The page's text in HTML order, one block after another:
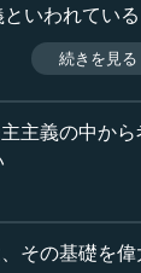
いわれてい
も、日本で生
うものだが、
から、今の
もう一回勉
作らなけれ
16日
6日
続きを見
主義の中から
その基礎を偉